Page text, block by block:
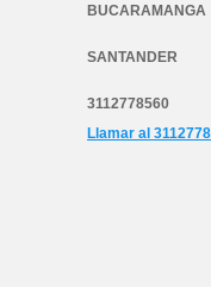
BUCARAMANGA
SANTANDER
3112778560
Llamar al